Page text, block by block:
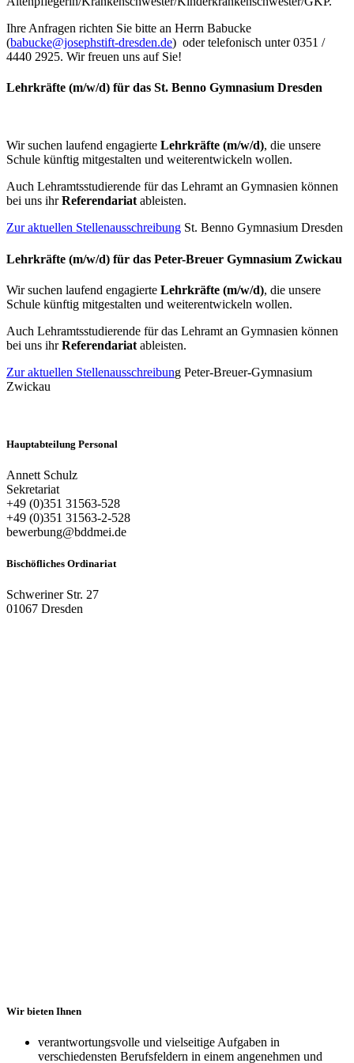
Ihre Anfragen richten Sie bitte an Herrn Babucke
(babucke@josephstift-dresden.de) oder telefonisch unter 0351 /
4440 2925. Wir freuen uns auf Sie!
Lehrkräfte (m/w/d) für das St. Benno Gymnasium Dresden
Wir suchen laufend engagierte Lehrkräfte (m/w/d), die unsere
Schule künftig mitgestalten und weiterentwickeln wollen.
Auch Lehramtsstudierende für das Lehramt an Gymnasien können
bei uns ihrReferendariatableisten.
Zur aktuellen Stellenausschreibung St. Benno Gymnasium Dresden
Lehrkräfte (m/w/d) für das Peter-Breuer Gymnasium Zwickau
Wir suchen laufend engagierte Lehrkräfte (m/w/d), die unsere
Schule künftig mitgestalten und weiterentwickeln wollen.
Auch Lehramtsstudierende für das Lehramt an Gymnasien können
bei uns ihrReferendariat ableisten.
Zur aktuellen Stellenausschreibung Peter-Breuer-Gymnasium
Zwickau
Hauptabteilung Personal
Annett Schulz
Sekretariat
+49 (0)351 31563-528
+49 (0)351 31563-2-528
bewerbung@bddmei.de
Bischöfliches Ordinariat
Schweriner Str. 27
01067 Dresden
Wir bieten Ihnen
verantwortungsvolle und vielseitige Aufgaben in
verschiedensten Berufsfeldern in einem angenehmen und